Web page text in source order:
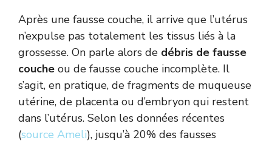
Après une fausse couche, il arrive que l’utérus
n’expulse pas totalement les tissus liés à la
grossesse. On parle alors de débris de fausse
couche ou de fausse couche incomplète. Il
s’agit, en pratique, de fragments de muqueuse
utérine, de placenta ou d’embryon qui restent
dans l’utérus. Selon les données récentes
(source Ameli), jusqu’à 20% des fausses